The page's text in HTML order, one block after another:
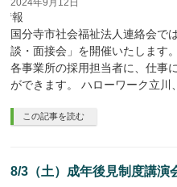
2024年9月12日
報
国分寺市社会福祉法人連絡会で
談・面接会」を開催いたします
各事業所の採用担当者に、仕事
ができます。 ハローワーク立川
この記事を読む
8/3（土）成年後見制度講演